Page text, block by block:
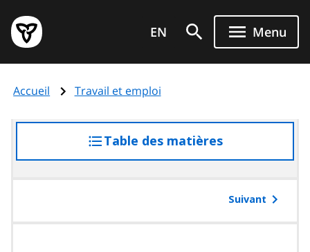
au
contenu
principal
Page
d'accueil
de
EN Menu
Accueil Travail et emploi
Table des matières
à
table
Suivant